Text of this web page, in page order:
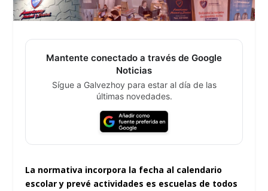
Mantente conectado a través de Google
Noticias
Sígue a Galvezhoy para estar al día de las
últimas novedades.
La normativa incorpora la fecha al calendario
escolar y prevé actividades es escuelas de todos